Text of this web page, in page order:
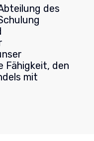
des
Fähigkeit, den
mit